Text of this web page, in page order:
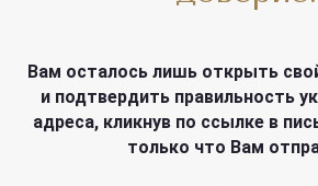
Вам осталось лишь открыть
и подтвердить правильность
адреса, кликнув по ссылке в
только что Вам